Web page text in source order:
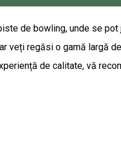
de bowling, unde se
regăsi o gamă largă
de calitate, vă